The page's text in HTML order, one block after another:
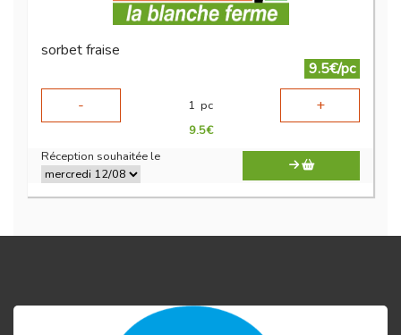
sorbet fraise
9.5€/pc
-
1 pc +
9.5€
Réception souhaitée le